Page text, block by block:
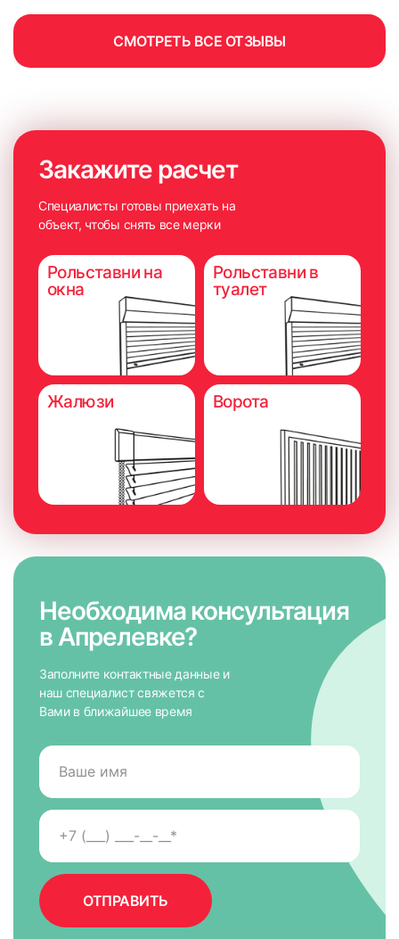
СМОТРЕТЬ ВСЕ ОТЗЫВЫ
Закажите расчет
Специалисты готовы приехать на
объект, чтобы снять все мерки
Рольставни на
окна
Рольставни в
туалет
Жалюзи Ворота
Необходима консультация
в Апрелевке?
Заполните контактные данные и
наш специалист свяжется с
Вами в ближайшее время